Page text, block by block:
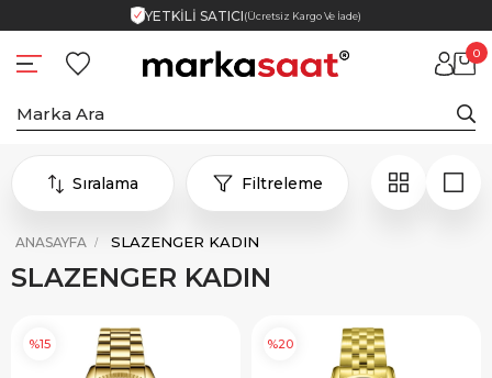
YETKİLİ SATICI(Ücretsiz Kargo Ve İade)
0
Filtreleme
Sıralama
ANASAYFA SLAZENGER KADIN
SLAZENGER KADIN
%15 %20